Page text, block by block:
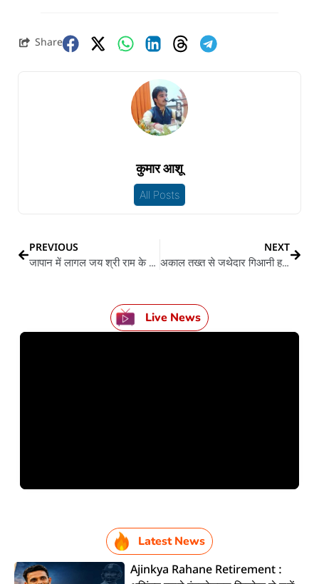
Share
कुमार आशू
All Posts
PREVIOUS
जापान में लागल जय श्री राम के नारा : मोदी के स्वागत खातिरो लोग लगावे लागल ‘हर हर मोदी’ नारा
NEXT
अकाल तख्त से जथेदार गिआनी हरप्रीत सिंह के संदेश
Live News
Latest News
Ajinkya Rahane Retirement :